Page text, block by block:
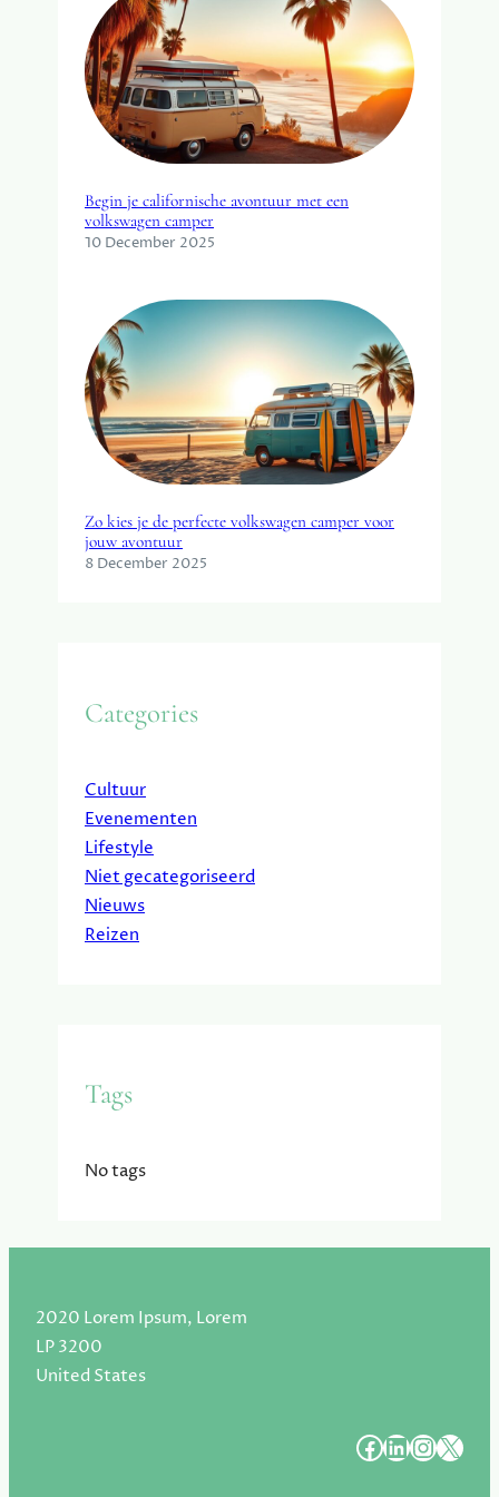
Begin je californische avontuur met een
volkswagen camper
10 December 2025
Zo kies je de perfecte volkswagen camper voor
jouw avontuur
8 December 2025
Categories
Cultuur
Evenementen
Lifestyle
Niet gecategoriseerd
Nieuws
Reizen
Tags
No tags
2020 Lorem Ipsum, Lorem
LP 3200
United States
####